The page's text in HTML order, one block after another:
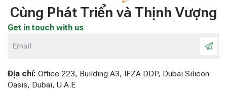
Cùng Phát Triển và Thịnh Vượng
Get in touch with us
Địa chỉ: Office 223, Building A3, IFZA DDP, Dubai Silicon
Oasis, Dubai, U.A.E